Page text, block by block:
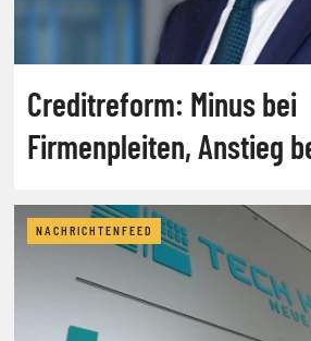
Creditreform: Minus bei
Firmenpleiten, Anstieg
NACHRICHTENFEED